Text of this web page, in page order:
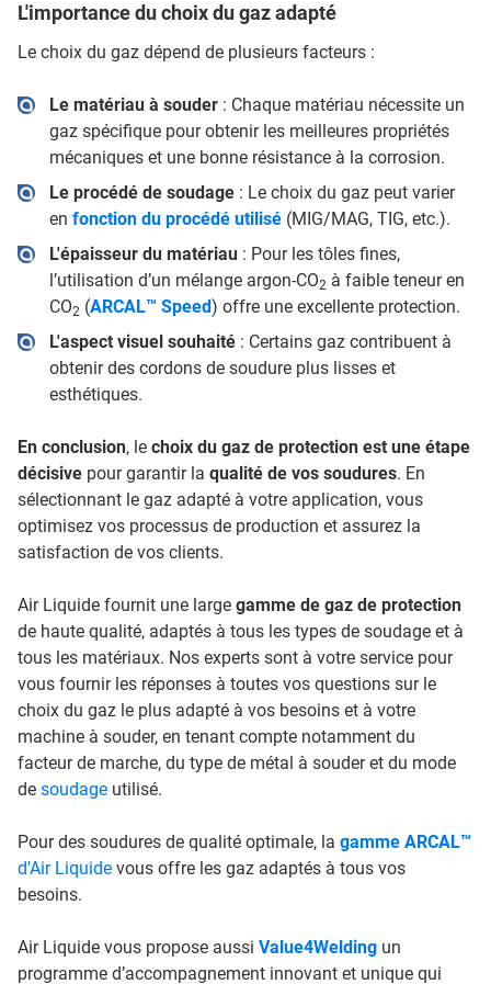
L'importance du choix du gaz adapté
Le choix du gaz dépend de plusieurs facteurs :
Le matériau à souder: Chaque matériau nécessite un
gaz spécifique pour obtenir les meilleures propriétés
mécaniques et une bonne résistance à la corrosion.
Le procédé de soudage: Le choix du gaz peut varier
en fonction du procédé utilisé(MIG/MAG, TIG, etc.).
L'épaisseur du matériau: Pour les tôles fines,
l’utilisation d’un mélange argon-CO2 à faible teneur en
CO2 (ARCAL™ Speed) offre une excellente protection.
L'aspect visuel souhaité : Certains gaz contribuent à
obtenir des cordons de soudure plus lisses et
esthétiques.
En conclusion, le choix du gaz de protection est une étape
décisive pour garantir la qualité de vos soudures. En
sélectionnant le gaz adapté à votre application, vous
optimisez vos processus de production et assurez la
satisfaction de vos clients.
Air Liquide fournit une large gamme de gaz de protection
de haute qualité, adaptés à tous les types de soudage et à
tous les matériaux. Nos experts sont à votre service pour
vous fournir les réponses à toutes vos questions sur le
choix du gaz le plus adapté à vos besoins et à votre
machine à souder, en tenant compte notamment du
facteur de marche, du type de métal à souder et du mode
de soudage utilisé.
Pour des soudures de qualité optimale, la gamme ARCAL™
d'Air Liquide vous offre les gaz adaptés à tous vos
besoins.
Air Liquide vous propose aussi Value4Welding un
programme d’accompagnement innovant et unique qui